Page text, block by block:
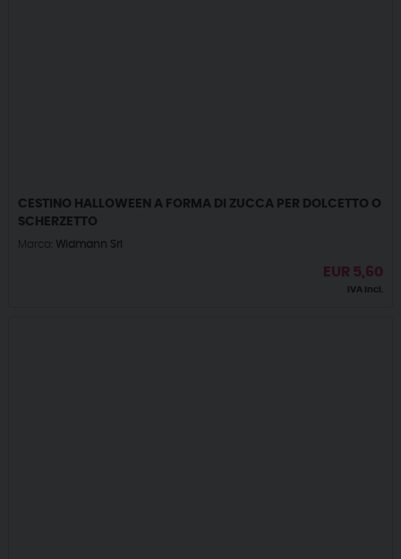
CESTINO HALLOWEEN A FORMA DI ZUCCA PER DOLCETTO O
SCHERZETTO
Marca: Widmann Srl
EUR 5,60
IVA incl.